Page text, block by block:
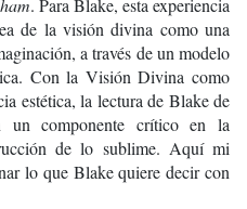
. Para Blake, esta experiencia
de la visión divina como una
a través de un modelo
Con la Visión Divina como
estética, la lectura de Blake de
componente crítico en la
de lo sublime. Aquí mi
lo que Blake quiere decir con